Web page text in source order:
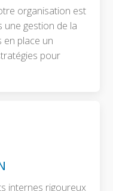
organisation est
une gestion de la
place un
pour
internes rigoureux